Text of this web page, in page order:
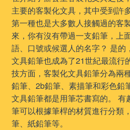
主要的客製化文具，其中受到許
第一種也是大多數人接觸過的客
來，你有沒有帶過一支鉛筆，上
語、口號或候選人的名字？ 是的
文具鉛筆也成為了21世紀最流行
技方面，客製化文具鉛筆分為兩
鉛筆、2b鉛筆、素描筆和彩色鉛
文具鉛筆都是用筆芯書寫的。 有
筆可以根據筆桿的材質進行分類
筆、紙鉛筆等。